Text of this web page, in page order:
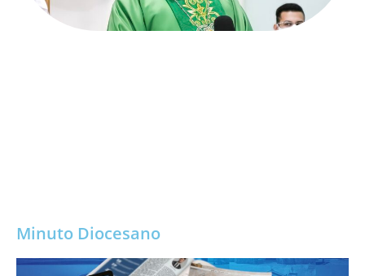
Minuto Diocesano